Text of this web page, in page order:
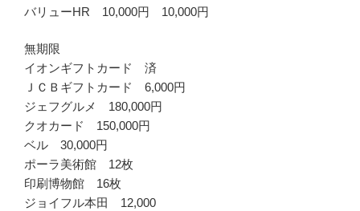
バリューHR 10,000円 10,000円
無期限
イオンギフトカード 済
ＪＣＢギフトカード 6,000円
ジェフグルメ 180,000円
クオカード 150,000円
ベル 30,000円
ポーラ美術館 12枚
印刷博物館 16枚
ジョイフル本田 12,000